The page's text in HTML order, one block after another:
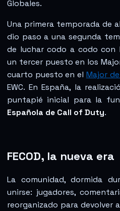
Globales.
Una primera temporada de
dio paso a una segunda
de luchar codo a codo con
un tercer puesto en los
cuarto puesto en el Major
EWC. En España, la
puntapié inicial para la
Española de Call of Duty.
FECOD, la nueva era
La comunidad, dormida
unirse: jugadores,
reorganizado para devolver